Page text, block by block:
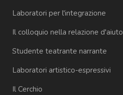
Laboratori per l'integrazione
Il colloquio nella relazione d'aiuto
Studente teatrante narrante
Laboratori artistico-espressivi
Il Cerchio